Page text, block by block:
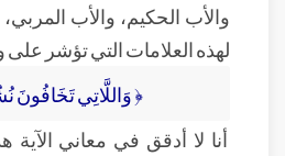
والأب الحكيم، والأب
لهذه العلامات التي تؤشر
﴿ وَاللَّاتِي تَخَافُونَ
أنا لا أدقق في معاني